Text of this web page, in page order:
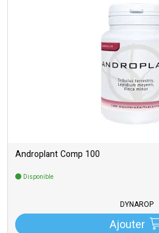
Androplant Comp 100
Disponible
DYNAROP
Ajouter